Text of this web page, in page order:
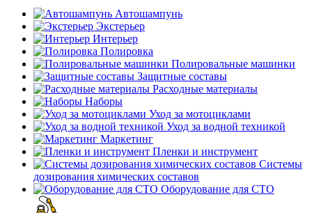
Автошампунь
Экстерьер
Интерьер
Полировка
Полировальные машинки
Защитные составы
Расходные материалы
Наборы
Уход за мотоциклами
Уход за водной техникой
Маркетинг
Пленки и инструмент
Системы
дозирования химических составов
Оборудование для СТО